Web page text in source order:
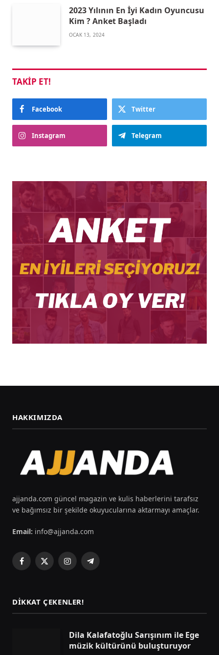
2023 Yılının En İyi Kadın Oyuncusu
Kim ? Anket Başladı
OCAK 13, 2024
TAKIP ET!
Facebook Twitter
Instagram Telegram
HAKKIMIZDA
ajjanda.com güncel magazin ve kulis haberlerini tarafsız
ve bağımsız bir şekilde okuyucularına aktarmayı amaçlar.
Email: info@ajjanda.com
Facebook
X
InstagramTelegram
DIKKAT ÇEKENLER!
Dila Kalafatoğlu Sarışınım ile Ege
müzik kültürünü buluşturuyor